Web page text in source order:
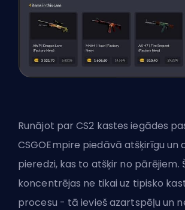
Runājot par CS2 kastes iegādes
CSGOEmpire piedāvā atšķirīgu un
pieredzi, kas to atšķir no pārējiem.
koncentrējas ne tikai uz tipisko
procesu - tā ievieš azartspēļu un